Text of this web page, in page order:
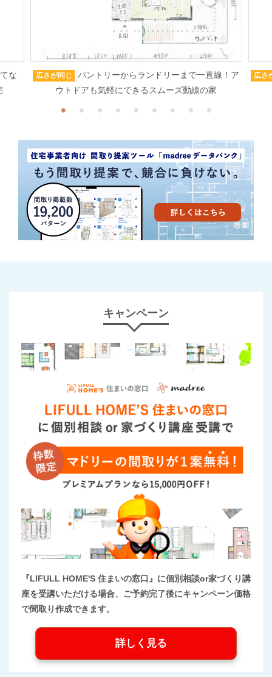
な
広さが同じ
パントリーからランドリーまで一直線！ア
ウトドアも気軽にできるスムーズ動線の家
広さ
キャンペーン
『LIFULL HOME'S 住まいの窓口』に個別相談or家づくり講
座を受講いただける場合、ご予約完了後にキャンペーン価格
で間取り作成できます。
詳しく見る